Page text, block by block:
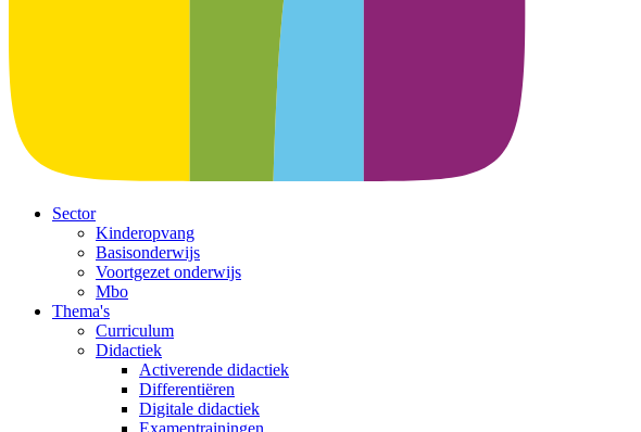
Sector
Kinderopvang
Basisonderwijs
Voortgezet onderwijs
Mbo
Thema's
Curriculum
Didactiek
Activerende didactiek
Differentiëren
Digitale didactiek